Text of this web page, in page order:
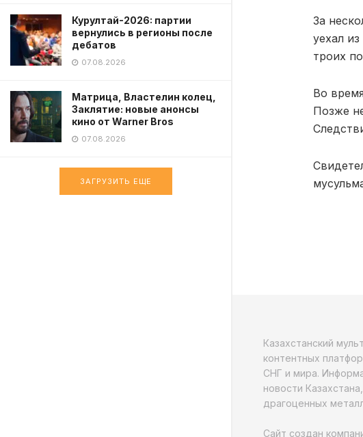
Курултай-2026: партии
вернулись в регионы после
дебатов
07.08.2026
Матрица, Властелин колец,
Заклятие: новые анонсы
кино от Warner Bros
07.08.2026
ЗАГРУЗИТЬ ЕЩЕ
За
уехал
троих
Во
Позже
Казахстанский
контентных
СНГ и мира.
новости
драгоценных
Сайт создан